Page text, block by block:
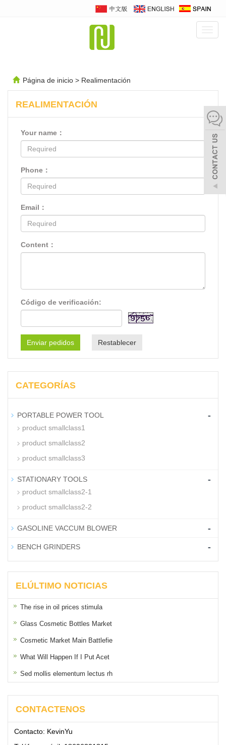
Página de inicio > Realimentación
REALIMENTACIÓN
Your name：
Phone：
Email：
Content：
Código de verificación:
Enviar pedidos Restablecer
CATEGORÍAS
PORTABLE POWER TOOL -
product smallclass1
product smallclass2
product smallclass3
STATIONARY TOOLS -
product smallclass2-1
product smallclass2-2
GASOLINE VACCUM BLOWER -
BENCH GRINDERS -
ELÚLTIMO NOTICIAS
The rise in oil prices stimula
Glass Cosmetic Bottles Market
Cosmetic Market Main Battlefie
What Will Happen If I Put Acet
Sed mollis elementum lectus rh
CONTACTENOS
Contacto: KevinYu